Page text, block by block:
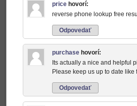
price hovorí:
reverse phone lookup free
Odpovedať
purchase hovorí:
Its actually a nice and helpful
Please keep us up to date
Odpovedať